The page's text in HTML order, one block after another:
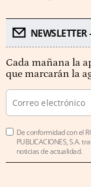
Cada mañana la
que marcarán la
De conformidad con el
PUBLICACIONES, S.A.
noticias de actualidad.